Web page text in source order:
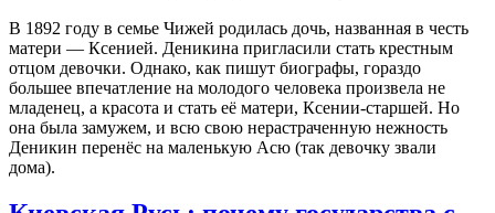
В 1892 году в семье Чижей родилась дочь, названная в честь
матери — Ксенией. Деникина пригласили стать крестным
отцом девочки. Однако, как пишут биографы, гораздо
большее впечатление на молодого человека произвела не
младенец, а красота и стать её матери, Ксении-старшей. Но
она была замужем, и всю свою нерастраченную нежность
Деникин перенёс на маленькую Асю (так девочку звали
дома).